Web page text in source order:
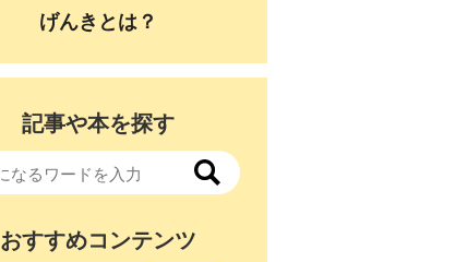
げんきとは？
記事や本を探す
おすすめコンテンツ